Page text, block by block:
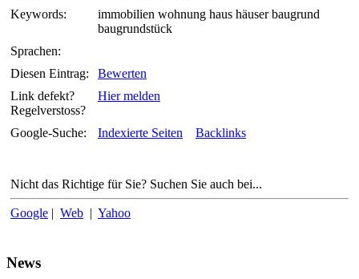
Keywords:
immobilien wohnung haus häuser baugrund
baugrundstück
Sprachen:
Diesen Eintrag:
Bewerten
Link defekt?
Regelverstoss?
Hier melden
Google-Suche: Indexierte Seiten Backlinks
Nicht das Richtige für Sie? Suchen Sie auch bei...
Google | Web | Yahoo
News